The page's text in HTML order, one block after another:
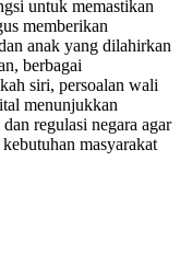
untuk memastikan
memberikan
anak yang dilahirkan
berbagai
siri, persoalan wali
menunjukkan
regulasi negara agar
masyarakat